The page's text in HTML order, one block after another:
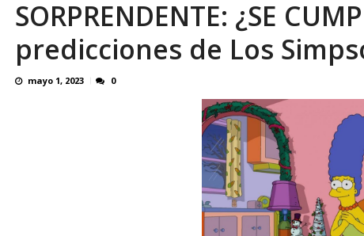
OVP denunció 15 años de violación
SORPRENDENTE: ¿SE
predicciones de Los
mayo 1, 2023 0